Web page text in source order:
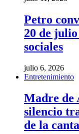
Petro
20 de
sociales
julio 6, 2026
Entretenimiento
Madre de
silencio
de la